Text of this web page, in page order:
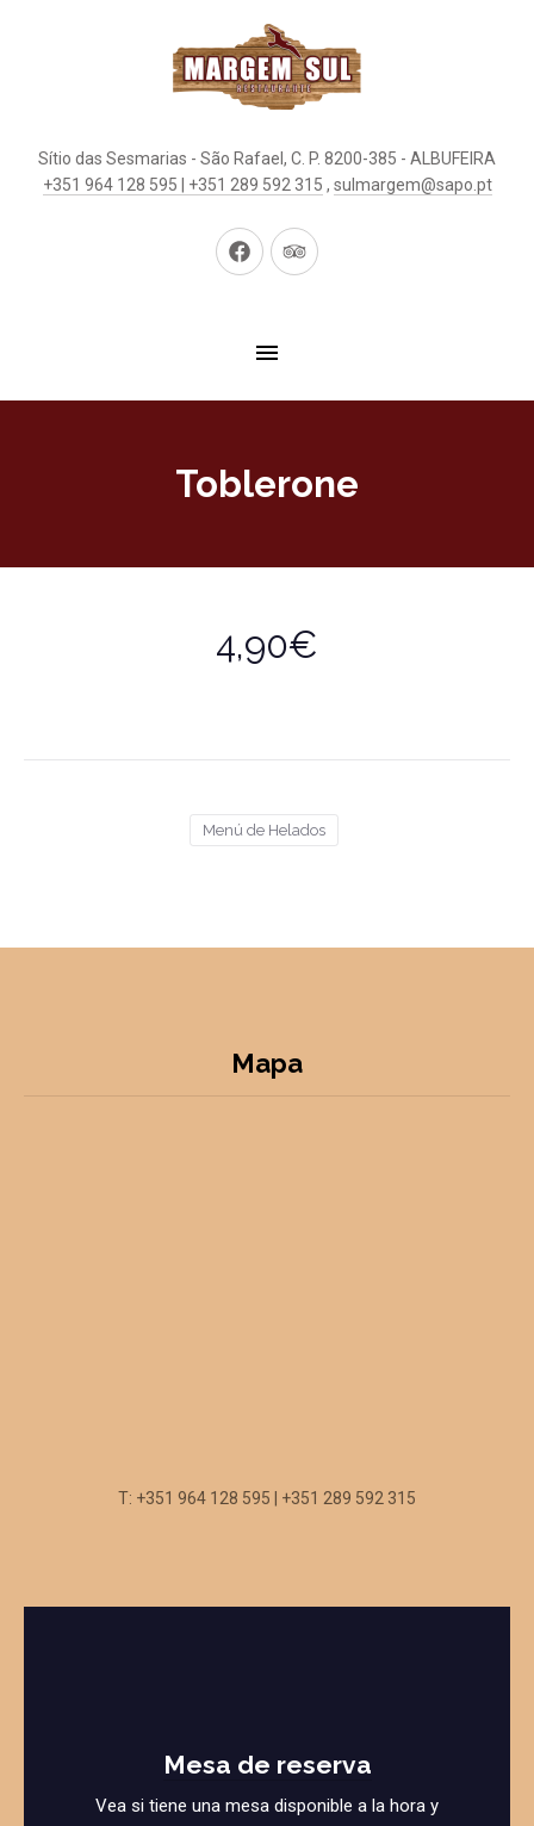
Sítio das Sesmarias - São Rafael, C. P. 8200-385 - ALBUFEIRA
+351 964 128 595 | +351 289 592 315 , sulmargem@sapo.pt
New
New
Toblerone
4,90€
Menú de Helados
Mapa
T: +351 964 128 595 | +351 289 592 315
Mesa de reserva
Vea si tiene una mesa disponible a la hora y